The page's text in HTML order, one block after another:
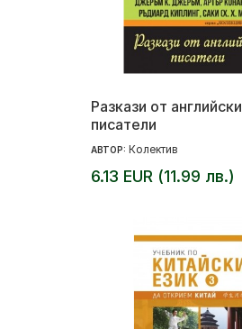
Разкази от английски
писатели
АВТОР: Колектив
6.13 EUR (11.99 лв.)